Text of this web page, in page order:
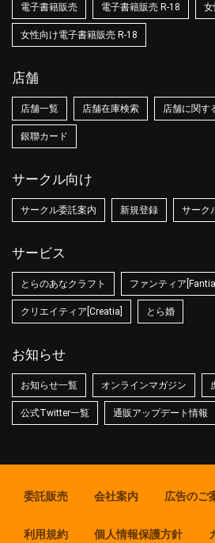
電子書籍販売 電子書籍販売 R-18
女性向け電子書籍販売 R-18
店舗
店舗一覧 店舗在庫検索 店舗に関す
銀聯カード
サークル向け
サークル委託案内 新規登録 サーク
サービス
とらのあなクラフト ファンティア[Fantia]
クリエイティア[Creatia] とら婚
お知らせ
お知らせ一覧 オンラインマガジン
公式Twitter一覧 通販アップデート情報
委託販売 会社案内 広告のご
利用規約 個人情報保護方針